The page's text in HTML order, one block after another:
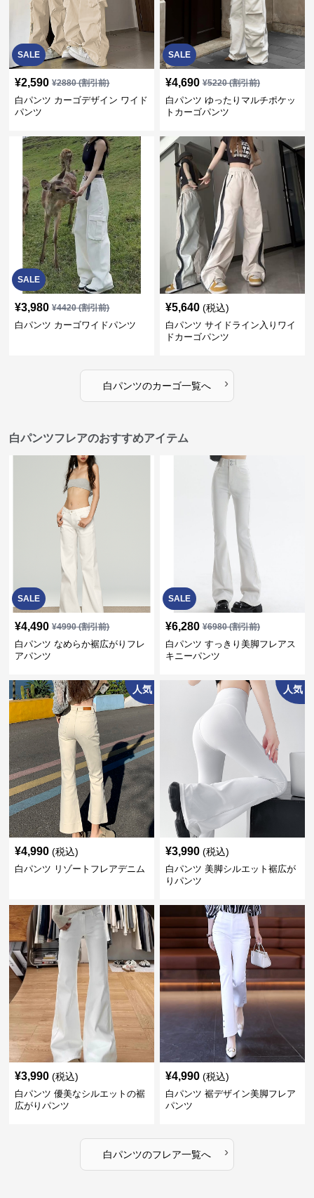
SALE
¥2,590 ¥2880(割引前)
白パンツ カーゴデザイン ワイド
パンツ
SALE
¥4,690 ¥5220(割引前)
白パンツ ゆったりマルチポケッ
トカーゴパンツ
SALE
¥3,980 ¥4420(割引前)
白パンツ カーゴワイドパンツ
¥5,640 (税込)
白パンツ サイドライン入りワイ
ドカーゴパンツ
白パンツのカーゴ一覧へ ›
白パンツフレアのおすすめアイテム
SALE
¥4,490 ¥4990(割引前)
白パンツ なめらか裾広がりフレ
アパンツ
SALE
¥6,280 ¥6980(割引前)
白パンツ すっきり美脚フレアス
キニーパンツ
人気
¥4,990 (税込)
白パンツ リゾートフレアデニム
人気
¥3,990 (税込)
白パンツ 美脚シルエット裾広が
りパンツ
¥3,990 (税込)
白パンツ 優美なシルエットの裾
広がりパンツ
¥4,990 (税込)
白パンツ 裾デザイン美脚フレア
パンツ
白パンツのフレア一覧へ ›